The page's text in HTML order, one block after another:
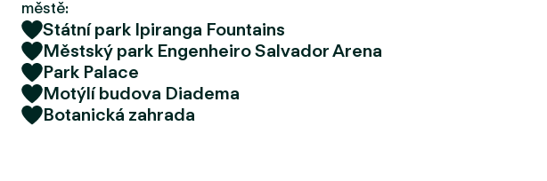
městě:
Státní park Ipiranga Fountains
Městský park Engenheiro Salvador Arena
Park Palace
Motýlí budova Diadema
Botanická zahrada